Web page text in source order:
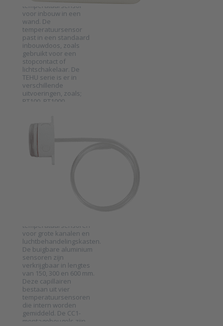
temperatuursensor
voor inbouw in een
wand. De
temperatuursensor
past in een standaard
inbouwdoos, zoals
gebruikt voor een
stopcontact of
lichtschakelaar. De
TEHU serie is er in
verschillende
uitvoeringen, zoals;
PT100, PT1000,
KP10.
Press ENTER for
more options to
Passieve
temperatuursensor
voor inbouwdoos
serie TEHU
Middelende
tempratuursensor
voor
kanaalmontage
temperatuursensoren
voor grote kanalen en
luchtbehandelingskasten.
De buigbare aluminium
sensoren zijn
verkrijgbaar in lengtes
van 150, 300 en 600 mm.
Deze capillairen
bestaan uit vier
temperatuursensoren
die intern worden
gemiddeld. De CC1-
montagebeugels zijn
Press ENTER for
more options to
Middelende
tempratuursensor
voor
kanaalmontage
serie TE-A